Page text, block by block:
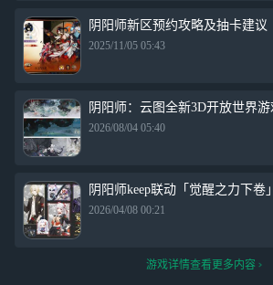
阴阳师新区预约攻略及抽卡建议
2025/11/05 05:43
阴阳师：云图全新3D开放世界
2026/08/04 05:40
阴阳师keep联动「觉醒之力下卷
2026/04/08 00:21
游戏详情查看更多内容